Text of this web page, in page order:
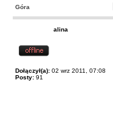
Góra
alina
Dołączył(a): 02 wrz 2011, 07:08
Posty: 91